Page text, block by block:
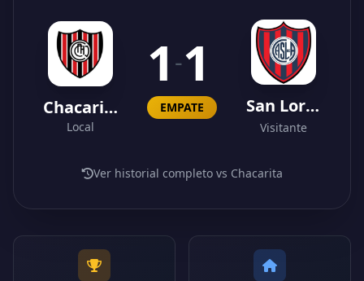
Chacarita
Local
1 -1
EMPATE San Lorenzo
Visitante
Ver historial completo vs Chacarita